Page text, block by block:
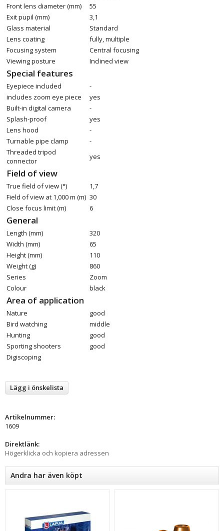
Front lens diameter (mm)
55
Exit pupil (mm)
3,1
Glass material
Standard
Lens coating
fully, multiple
Focusing system
Central focusing
Viewing posture
Inclined view
Special features
Eyepiece included
-
includes zoom eye piece
yes
Built-in digital camera
-
Splash-proof
yes
Lens hood
-
Turnable pipe clamp
-
Threaded tripod
connector
yes
Field of view
True field of view (°)
1,7
Field of view at 1,000 m (m) 30
Close focus limit (m)
6
General
Length (mm)
320
Width (mm)
65
Height (mm)
110
Weight (g)
860
Series
Zoom
Colour
black
Area of application
Nature
good
Bird watching
middle
Hunting
good
Sporting shooters
good
Digiscoping
Lägg i önskelista
Artikelnummer:
1609
Direktlänk:
Högerklicka och kopiera adressen
Andra har även köpt